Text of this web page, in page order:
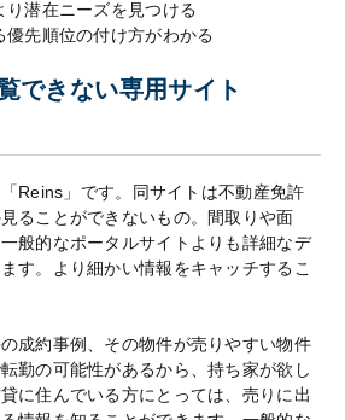
潜在ニーズを見つける
先順位の付け方がわかる
できない専用サイト
Reins」です。同サイトは不動産免許
ることができないもの。間取りや面
般的なポータルサイトよりも詳細なデ
す。より細かい情報をキャッチするこ
成約事例、その物件が売りやすい物件
勤の可能性があるから、持ち家が欲し
に住んでいる方にとっては、売りに出